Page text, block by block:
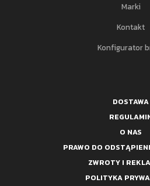
Marki
Kontakt
Konfigurator
DOSTAWA
O NAS
PRAWO DO
ZWROTY I
POLITYKA